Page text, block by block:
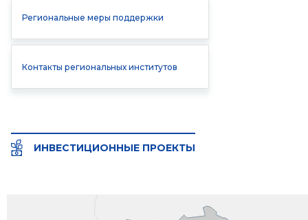
Региональные меры поддержки
Контакты региональных институтов
ИНВЕСТИЦИОННЫЕ ПРОЕКТЫ